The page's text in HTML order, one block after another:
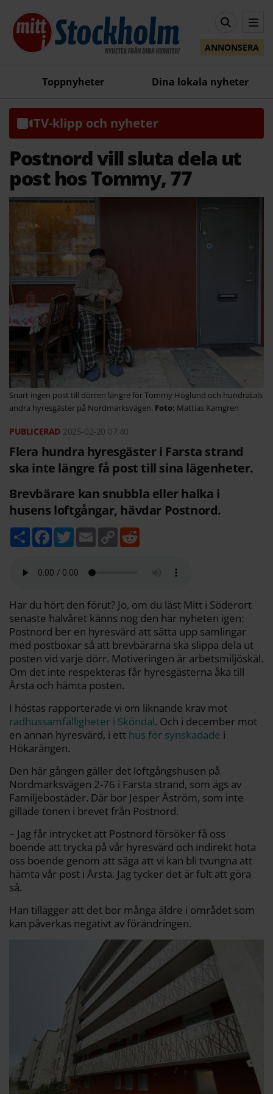
ANNONSERA
Toppnyheter Dina lokala nyheter
TV-klipp och nyheter
Postnord vill sluta dela ut
post hos Tommy, 77
Snart ingen post till dörren längre för Tommy Höglund och hundratals
andra hyresgäster på Nordmarksvägen.
Mattias Kamgren
2025-02-20 07:40
Flera hundra hyresgäster i Farsta strand
ska inte längre få post till sina lägenheter.
Brevbärare kan snubbla eller halka i
husens loftgångar, hävdar Postnord.
D
e
F
b
k
T
w
t
E
m
C
o
k
Har du hört den förut? Jo, om du läst Mitt i Söderort
senaste halvåret känns nog den här nyheten igen:
Postnord ber en hyresvärd att sätta upp samlingar
med postboxar så att brevbärarna ska slippa dela ut
posten vid varje dörr. Motiveringen är arbetsmiljöskäl.
Om det inte respekteras får hyresgästerna åka till
Årsta och hämta posten.
I höstas rapporterade vi om liknande krav mot
radhussamfälligheter i Sköndal. Och i december mot
en annan hyresvärd, i ett hus för synskadade i
Hökarängen.
Den här gången gäller det loftgångshusen på
Nordmarksvägen 2-76 i Farsta strand, som ägs av
Familjebostäder. Där bor Jesper Åström, som inte
gillade tonen i brevet från Postnord.
– Jag får intrycket att Postnord försöker få oss
boende att trycka på vår hyresvärd och indirekt hota
oss boende genom att säga att vi kan bli tvungna att
hämta vår post i Årsta. Jag tycker det är fult att göra
så.
Han tillägger att det bor många äldre i området som
kan påverkas negativt av förändringen.